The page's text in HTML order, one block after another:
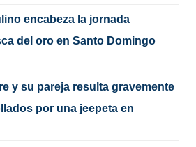
encabeza la jornada
del oro en Santo Domingo
y su pareja resulta gravemente
por una jeepeta en